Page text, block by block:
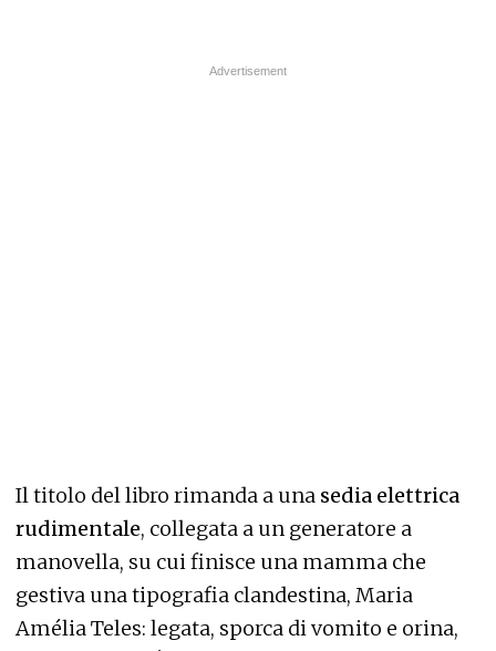
Il titolo del libro rimanda a una sedia elettrica
rudimentale, collegata a un generatore a
manovella, su cui finisce una mamma che
gestiva una tipografia clandestina, Maria
Amélia Teles: legata, sporca di vomito e orina,